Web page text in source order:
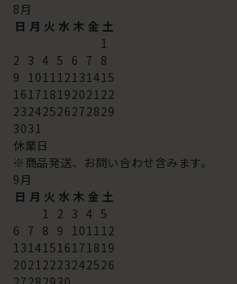
8月
日 月 火 水 木 金 土
1
2 3 4 5 6 7 8
9 101112131415
16171819202122
23242526272829
3031
休業日
※商品発送、お問い合わせ含みます。
9月
日 月 火 水 木 金 土
1 2 3 4 5
6 7 8 9 101112
13141516171819
20212223242526